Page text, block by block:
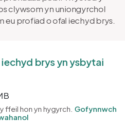
clywsom yn uniongyrchol
eu profiad o ofal iechyd brys.
brys yn ysbytai
ffeil hon yn hygyrch. Gofynnwch